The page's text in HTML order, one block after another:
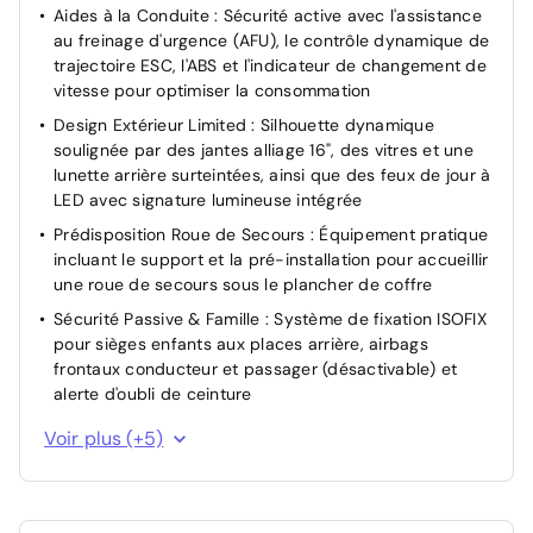
Aides à la Conduite : Sécurité active avec l'assistance
au freinage d'urgence (AFU), le contrôle dynamique de
trajectoire ESC, l'ABS et l'indicateur de changement de
vitesse pour optimiser la consommation
Design Extérieur Limited : Silhouette dynamique
soulignée par des jantes alliage 16", des vitres et une
lunette arrière surteintées, ainsi que des feux de jour à
LED avec signature lumineuse intégrée
Prédisposition Roue de Secours : Équipement pratique
incluant le support et la pré-installation pour accueillir
une roue de secours sous le plancher de coffre
Sécurité Passive & Famille : Système de fixation ISOFIX
pour sièges enfants aux places arrière, airbags
frontaux conducteur et passager (désactivable) et
alerte d'oubli de ceinture
Système Start & Stop et Mode ECO
multimédia avec écran tactile central incluant la
Voir plus (+5)